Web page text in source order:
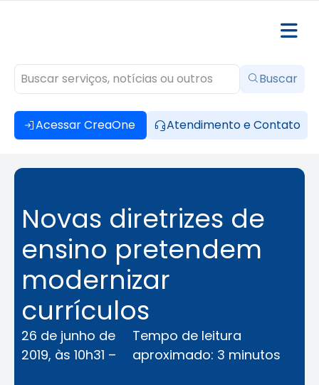
Acessar CreaOne Atendimento e Contato
Buscar
Novas diretrizes de
ensino pretendem
modernizar
currículos
26 de junho de
2019, às 10h31 –
Tempo de leitura
aproximado: 3 minutos